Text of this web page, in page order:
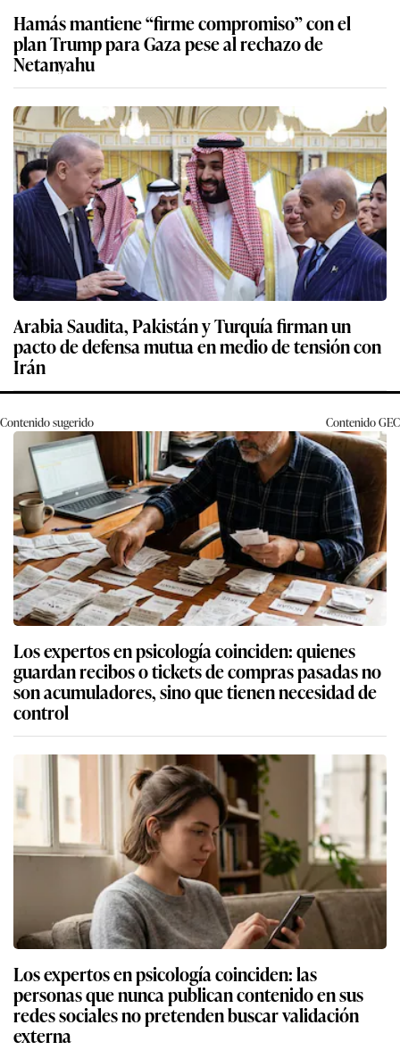
Hamás mantiene “firme compromiso” con el
plan Trump para Gaza pese al rechazo de
Netanyahu
Arabia Saudita, Pakistán y Turquía firman un
pacto de defensa mutua en medio de tensión con
Irán
Contenido sugerido ContenidoGEC
Los expertos en psicología coinciden: quienes
guardan recibos o tickets de compras pasadas no
son acumuladores, sino que tienen necesidad de
control
Los expertos en psicología coinciden: las
personas que nunca publican contenido en sus
redes sociales no pretenden buscar validación
externa